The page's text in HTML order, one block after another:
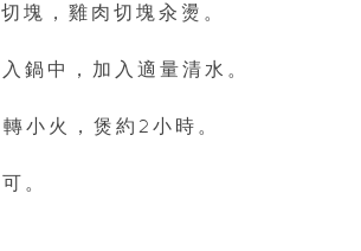
塊，雞肉切塊汆燙。
鍋中，加入適量清水。
小火，煲約2小時。
。